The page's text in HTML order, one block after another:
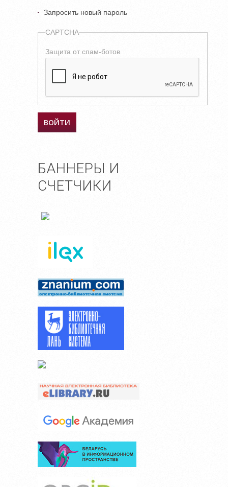
Запросить новый пароль
CAPTCHA
Защита от спам-ботов
БАННЕРЫ И
СЧЕТЧИКИ